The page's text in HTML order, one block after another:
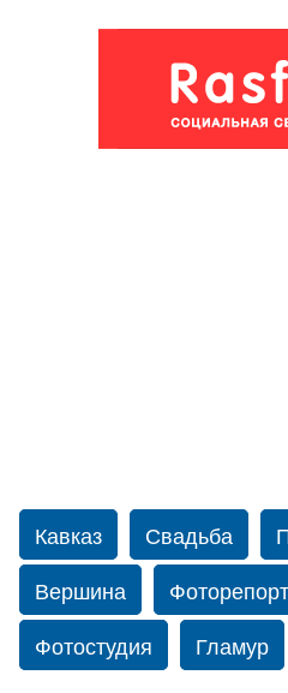
Кавказ Свадьба
Вершина
Фотостудия
Гламур